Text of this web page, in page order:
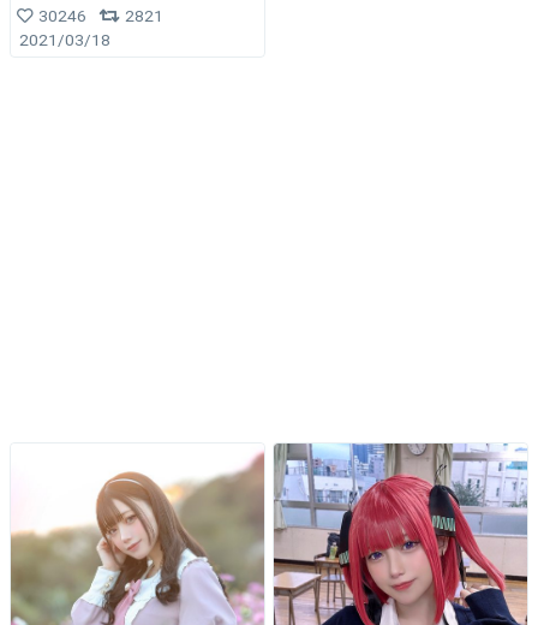
30246
2821
2021/03/18